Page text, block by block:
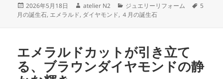
e
o
o
er
投
稿
2026年5月18日
作
成
atelier N2
カ
テ
ジュエリーリフォーム
タ
5
月の誕生石, エメラルド, ダイヤモンド, ４月の誕生石
エメラルドカットが引き立て
る、ブラウンダイヤモンドの静